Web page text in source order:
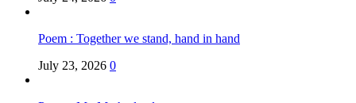
Poem : Together we stand, hand in hand
July 23, 2026 0